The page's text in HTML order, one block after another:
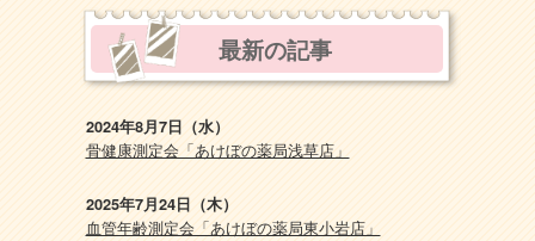
最新の記事
2024年8月7日（水）
骨健康測定会「あけぼの薬局浅草店」
2025年7月24日（木）
血管年齢測定会「あけぼの薬局東小岩店」